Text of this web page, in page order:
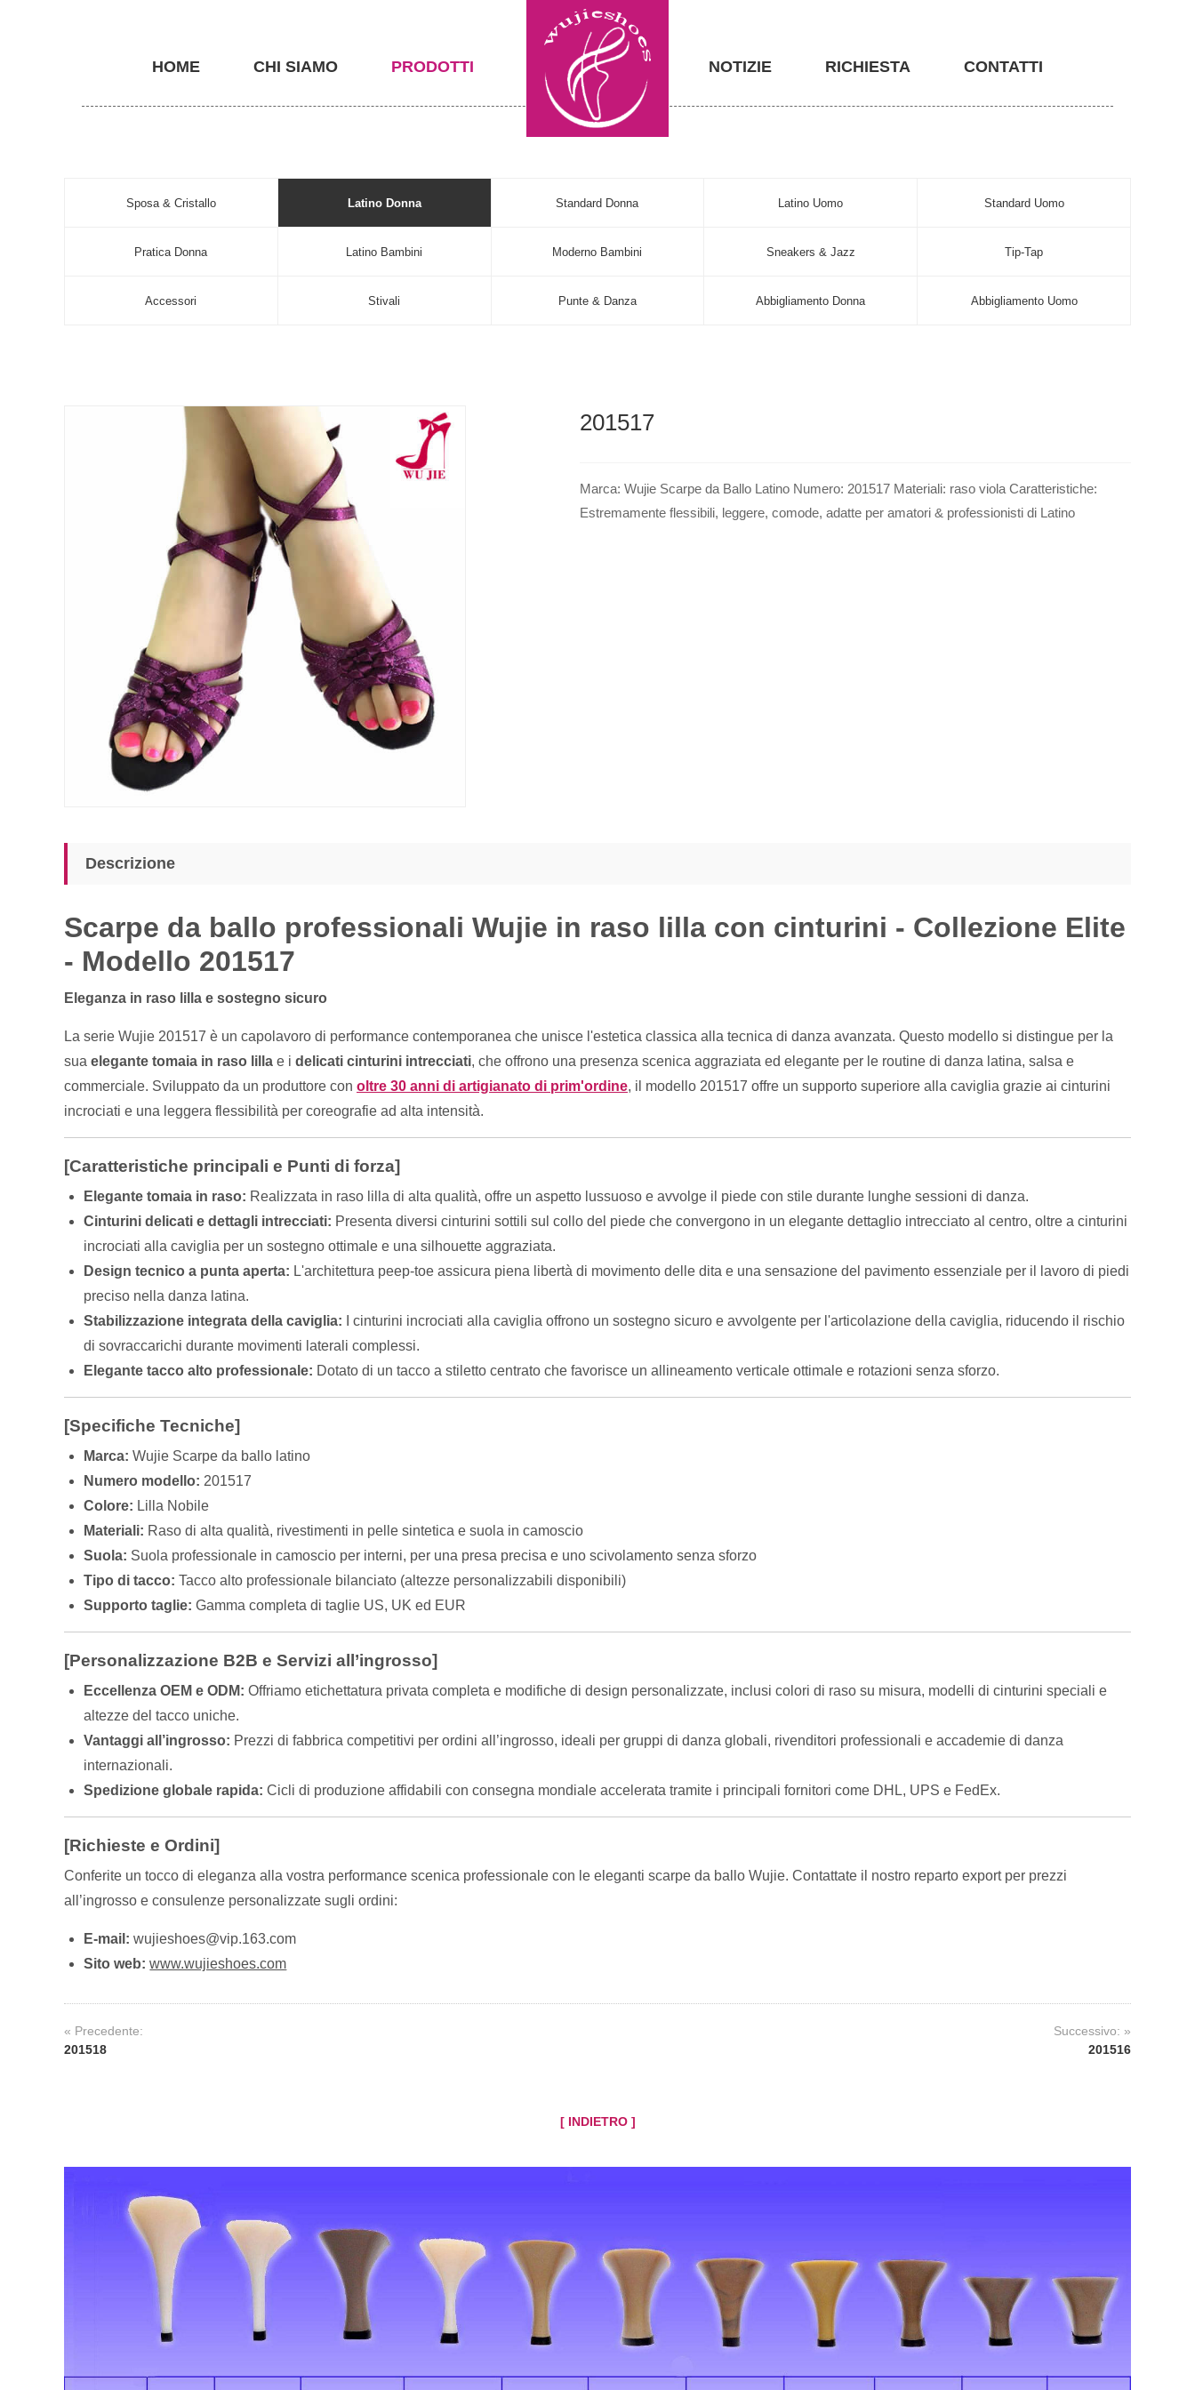
HOME CHI SIAMO PRODOTTI NOTIZIE RICHIESTA CONTATTI
Sposa & Cristallo Latino Donna Standard Donna Latino Uomo Standard Uomo
Pratica Donna Latino Bambini Moderno Bambini Sneakers & Jazz Tip-Tap
Accessori Stivali Punte & Danza Abbigliamento Donna Abbigliamento Uomo
201517
Marca: Wujie Scarpe da Ballo Latino Numero: 201517 Materiali: raso viola Caratteristiche:
Estremamente flessibili, leggere, comode, adatte per amatori & professionisti di Latino
Descrizione
Scarpe da ballo professionali Wujie in raso lilla con cinturini - Collezione Elite
- Modello 201517
Eleganza in raso lilla e sostegno sicuro
La serie Wujie 201517 è un capolavoro di performance contemporanea che unisce l'estetica classica alla tecnica di danza avanzata. Questo modello si distingue per la
sua elegante tomaia in raso lilla e i delicati cinturini intrecciati, che offrono una presenza scenica aggraziata ed elegante per le routine di danza latina, salsa e
commerciale. Sviluppato da un produttore con oltre 30 anni di artigianato di prim'ordine, il modello 201517 offre un supporto superiore alla caviglia grazie ai cinturini
incrociati e una leggera flessibilità per coreografie ad alta intensità.
[Caratteristiche principali e Punti di forza]
Elegante tomaia in raso: Realizzata in raso lilla di alta qualità, offre un aspetto lussuoso e avvolge il piede con stile durante lunghe sessioni di danza.
Cinturini delicati e dettagli intrecciati: Presenta diversi cinturini sottili sul collo del piede che convergono in un elegante dettaglio intrecciato al centro, oltre a cinturini
incrociati alla caviglia per un sostegno ottimale e una silhouette aggraziata.
Design tecnico a punta aperta: L'architettura peep-toe assicura piena libertà di movimento delle dita e una sensazione del pavimento essenziale per il lavoro di piedi
preciso nella danza latina.
Stabilizzazione integrata della caviglia: I cinturini incrociati alla caviglia offrono un sostegno sicuro e avvolgente per l'articolazione della caviglia, riducendo il rischio
di sovraccarichi durante movimenti laterali complessi.
Elegante tacco alto professionale: Dotato di un tacco a stiletto centrato che favorisce un allineamento verticale ottimale e rotazioni senza sforzo.
[Specifiche Tecniche]
Marca: Wujie Scarpe da ballo latino
Numero modello: 201517
Colore: Lilla Nobile
Materiali: Raso di alta qualità, rivestimenti in pelle sintetica e suola in camoscio
Suola: Suola professionale in camoscio per interni, per una presa precisa e uno scivolamento senza sforzo
Tipo di tacco: Tacco alto professionale bilanciato (altezze personalizzabili disponibili)
Supporto taglie: Gamma completa di taglie US, UK ed EUR
[Personalizzazione B2B e Servizi all’ingrosso]
Eccellenza OEM e ODM: Offriamo etichettatura privata completa e modifiche di design personalizzate, inclusi colori di raso su misura, modelli di cinturini speciali e
altezze del tacco uniche.
Vantaggi all’ingrosso: Prezzi di fabbrica competitivi per ordini all’ingrosso, ideali per gruppi di danza globali, rivenditori professionali e accademie di danza
internazionali.
Spedizione globale rapida: Cicli di produzione affidabili con consegna mondiale accelerata tramite i principali fornitori come DHL, UPS e FedEx.
[Richieste e Ordini]
Conferite un tocco di eleganza alla vostra performance scenica professionale con le eleganti scarpe da ballo Wujie. Contattate il nostro reparto export per prezzi
all’ingrosso e consulenze personalizzate sugli ordini:
E-mail: wujieshoes@vip.163.com
Sito web: www.wujieshoes.com
« Precedente:
201518
Successivo: »
201516
[ INDIETRO ]